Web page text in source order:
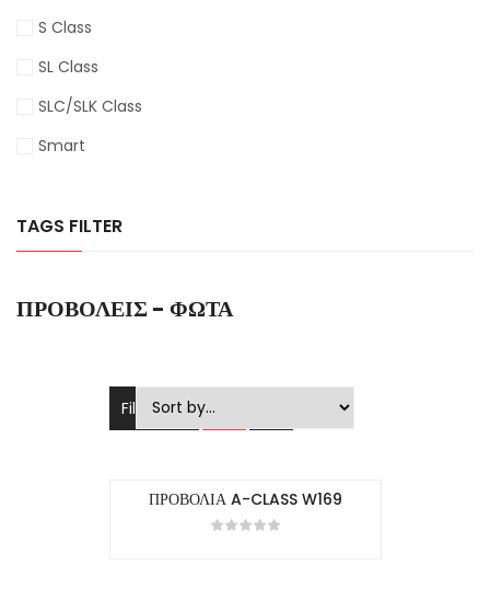
S Class
SL Class
SLC/SLK Class
Smart
TAGS FILTER
ΠΡΟΒΟΛΕΊΣ - ΦΏΤΑ
Filters
ΠΡΟΒΟΛΙΑ A-CLASS W169